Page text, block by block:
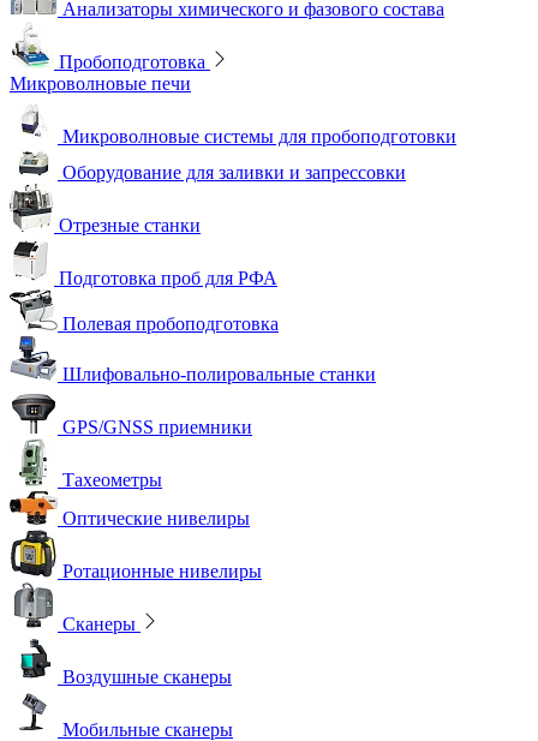
Анализаторы химического и фазового состава
Пробоподготовка
Микроволновые печи
Микроволновые системы для пробоподготовки
Оборудование для заливки и запрессовки
Отрезные станки
Подготовка проб для РФА
Полевая пробоподготовка
Шлифовально-полировальные станки
GPS/GNSS приемники
Тахеометры
Оптические нивелиры
Ротационные нивелиры
Сканеры
Воздушные сканеры
Мобильные сканеры